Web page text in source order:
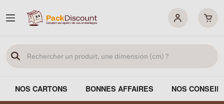
NOS CARTONS BONNES AFFAIRES NOS